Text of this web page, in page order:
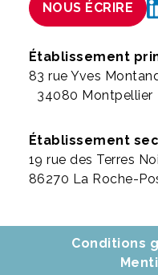
NOUS ÉCRIRE
Établissement
83 rue Yves
34080 Montpellier
Établissement
19 rue des Terres
86270 La Roche-
Conditions